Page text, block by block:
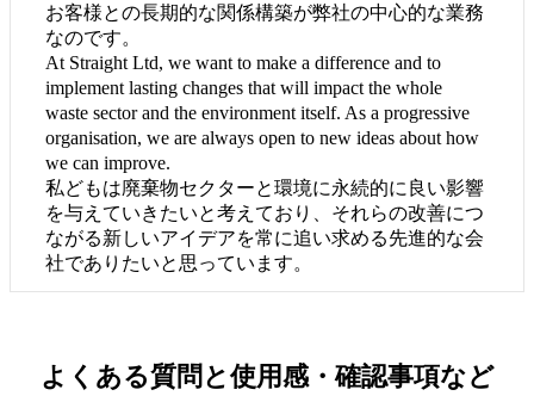
お客様との長期的な関係構築が弊社の中心的な業務
なのです。
At Straight Ltd, we want to make a difference and to
implement lasting changes that will impact the whole
waste sector and the environment itself. As a progressive
organisation, we are always open to new ideas about how
we can improve.
私どもは廃棄物セクターと環境に永続的に良い影響
を与えていきたいと考えており、それらの改善につ
ながる新しいアイデアを常に追い求める先進的な会
社でありたいと思っています。
よくある質問と使用感・確認事項など